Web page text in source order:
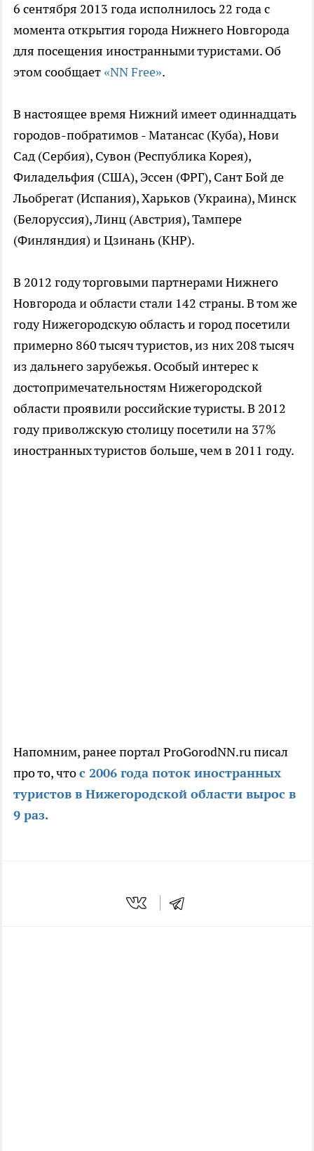
6 сентября 2013 года исполнилось 22 года с
момента открытия города Нижнего Новгорода
для посещения иностранными туристами. Об
этом сообщает «NN Free».
В настоящее время Нижний имеет одиннадцать
городов-побратимов - Матансас (Куба), Нови
Сад (Сербия), Сувон (Республика Корея),
Филадельфия (США), Эссен (ФРГ), Сант Бой де
Льобрегат (Испания), Харьков (Украина), Минск
(Белоруссия), Линц (Австрия), Тампере
(Финляндия) и Цзинань (КНР).
В 2012 году торговыми партнерами Нижнего
Новгорода и области стали 142 страны. В том же
году Нижегородскую область и город посетили
примерно 860 тысяч туристов, из них 208 тысяч
из дальнего зарубежья. Особый интерес к
достопримечательностям Нижегородской
области проявили российские туристы. В 2012
году приволжскую столицу посетили на 37%
иностранных туристов больше, чем в 2011 году.
Напомним, ранее портал ProGorodNN.ru писал
про то, чтос 2006 года поток иностранных
туристов в Нижегородской области вырос в
9 раз.